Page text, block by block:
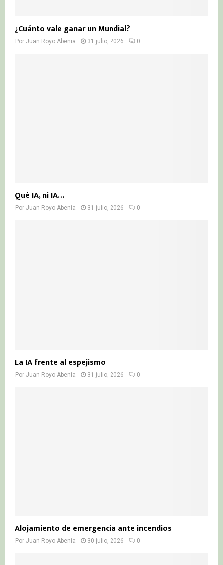
¿Cuánto vale ganar un Mundial?
Por Juan Royo Abenia 31 julio, 2026 0
Qué IA, ni IA…
Por Juan Royo Abenia 31 julio, 2026 0
La IA frente al espejismo
Por Juan Royo Abenia 31 julio, 2026 0
Alojamiento de emergencia ante incendios
Por Juan Royo Abenia 30 julio, 2026 0